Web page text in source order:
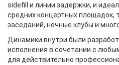
sidefill и линии задержки, и
средних концертных площадок,
заседаний, ночные клубы и
Динамики внутри были
исполнения в сочетании с
для действительно